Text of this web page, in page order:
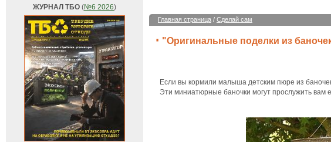
ЖУРНАЛ ТБО (№6 2026)
Главная страница / Сделай сам
"Оригинальные поделки из
Если вы кормили малыша детским пюре из
Эти миниатюрные баночки могут прослужить вам